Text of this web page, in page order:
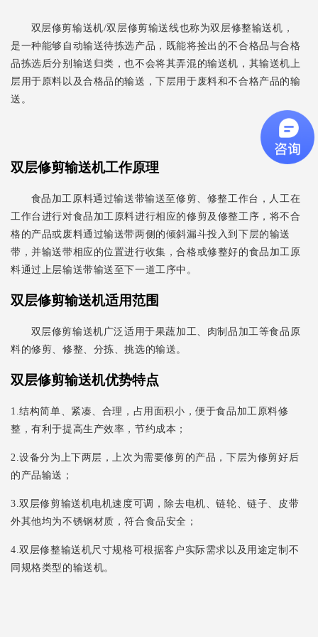
双层修剪输送机/双层修剪输送线也称为双层修整输送机，
是一种能够自动输送待拣选产品，既能将捡出的不合格品与合格
品拣选后分别输送归类，也不会将其弄混的输送机，其输送机上
层用于原料以及合格品的输送，下层用于废料和不合格产品的输
送。
双层修剪输送机工作原理
食品加工原料通过输送带输送至修剪、修整工作台，人工在
工作台进行对食品加工原料进行相应的修剪及修整工序，将不合
格的产品或废料通过输送带两侧的倾斜漏斗投入到下层的输送
带，并输送带相应的位置进行收集，合格或修整好的食品加工原
料通过上层输送带输送至下一道工序中。
双层修剪输送机适用范围
双层修剪输送机广泛适用于果蔬加工、肉制品加工等食品原
料的修剪、修整、分拣、挑选的输送。
双层修剪输送机优势特点
1.结构简单、紧凑、合理，占用面积小，便于食品加工原料修
整，有利于提高生产效率，节约成本；
2.设备分为上下两层，上次为需要修剪的产品，下层为修剪好后
的产品输送；
3.双层修剪输送机电机速度可调，除去电机、链轮、链子、皮带
外其他均为不锈钢材质，符合食品安全；
4.双层修整输送机尺寸规格可根据客户实际需求以及用途定制不
同规格类型的输送机。